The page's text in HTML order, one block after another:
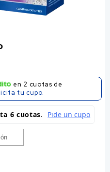
en 2 cuotas de
tu cupo.